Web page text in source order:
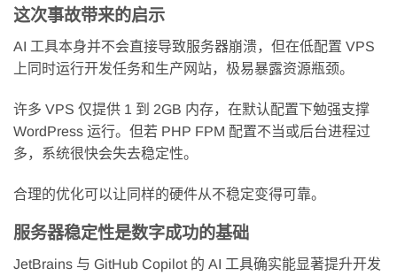
这次事故带来的启示
AI 工具本身并不会直接导致服务器崩溃，但在低配置 VPS
上同时运行开发任务和生产网站，极易暴露资源瓶颈。
许多 VPS 仅提供 1 到 2GB 内存，在默认配置下勉强支撑
WordPress 运行。但若 PHP FPM 配置不当或后台进程过
多，系统很快会失去稳定性。
合理的优化可以让同样的硬件从不稳定变得可靠。
服务器稳定性是数字成功的基础
JetBrains 与 GitHub Copilot 的 AI 工具确实能显著提升开发